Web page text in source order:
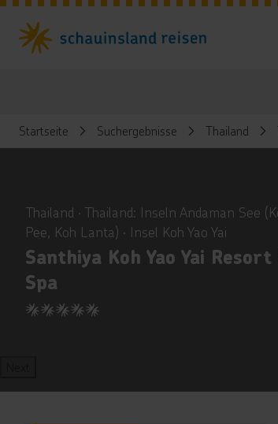
Startseite Suchergebnisse Thailand
Thailand ∙ Thailand: Inseln Andaman See
Pee, Koh Lanta) ∙ Insel Koh Yao Yai
Santhiya Koh Yao Yai Resort
Spa
5